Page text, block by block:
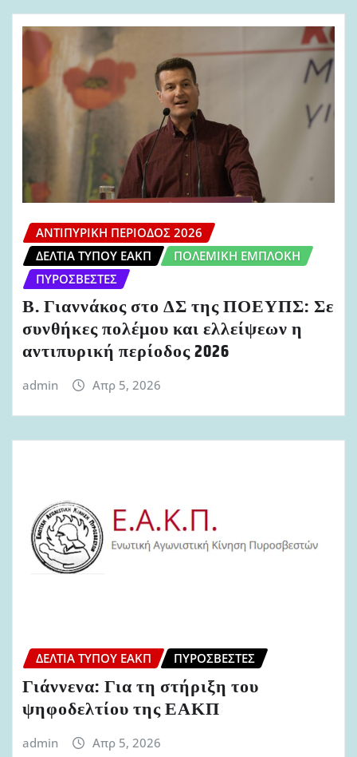
ΑΝΤΙΠΥΡΙΚΉ ΠΕΡΊΟΔΟΣ 2026
ΔΕΛΤΊΑ ΤΎΠΟΥ ΕΑΚΠ
ΠΟΛΕΜΙΚΉ ΕΜΠΛΟΚΉ
ΠΥΡΟΣΒΈΣΤΕΣ
Β. Γιαννάκος στο ΔΣ της ΠΟΕΥΠΣ: Σε
συνθήκες πολέμου και ελλείψεων η
αντιπυρική περίοδος 2026
admin Απρ 5, 2026
ΔΕΛΤΊΑ ΤΎΠΟΥ ΕΑΚΠ ΠΥΡΟΣΒΈΣΤΕΣ
Γιάννενα: Για τη στήριξη του
ψηφοδελτίου της ΕΑΚΠ
admin Απρ 5, 2026